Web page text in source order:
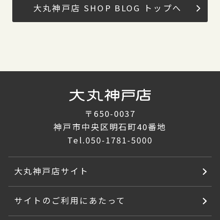
大丸神戸店 SHOP BLOG トップへ
〒650-0037
神戸市中央区明石町40番地
Tel.050-1781-5000
大丸神戸店サイト
サイトのご利用にあたって